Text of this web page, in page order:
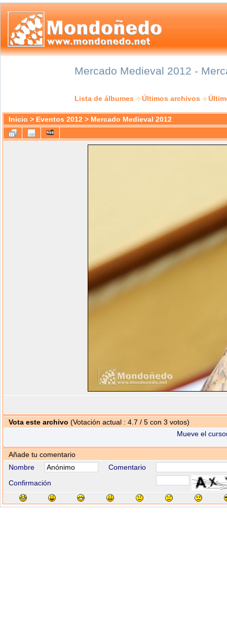
Mercado Medieval 2012 -
Lista de álbumes Últimos archivos
Inicio > Eventos 2012 > Mercado Medieval 2012
Vota este archivo (Votación actual : 4.7 / 5 con 3 votos)
Mueve el
Añade tu comentario
Nombre
Comentario
Confirmación